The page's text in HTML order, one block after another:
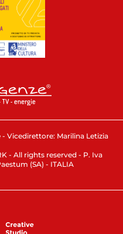
Vicedirettore: Marilina Letizia
- All rights reserved - P. Iva
(SA) - ITALIA